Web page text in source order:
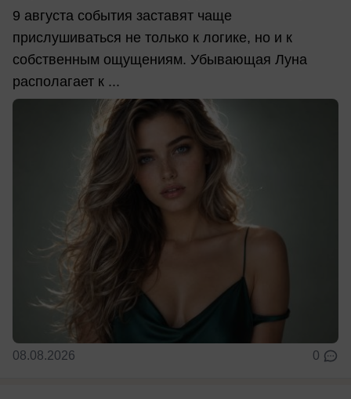
9 августа события заставят чаще
прислушиваться не только к логике, но и к
собственным ощущениям. Убывающая Луна
располагает к ...
08.08.2026 0